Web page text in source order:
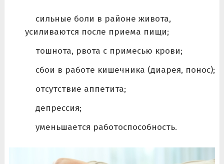
сильные боли в районе живота,
усиливаются после приема пищи;
тошнота, рвота с примесью крови;
сбои в работе кишечника (диарея, понос);
отсутствие аппетита;
депрессия;
уменьшается работоспособность.